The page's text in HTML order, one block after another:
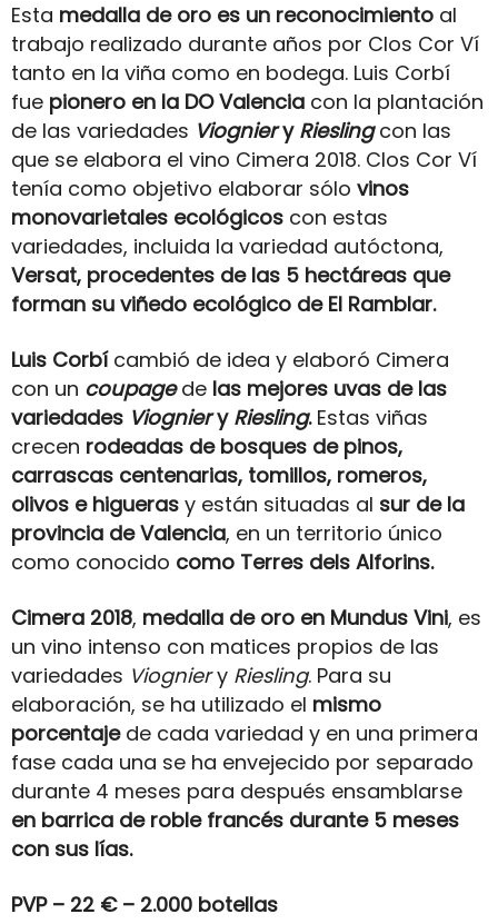
Esta medalla de oro es un reconocimiento al
trabajo realizado durante años por Clos Cor Ví
tanto en la viña como en bodega. Luis Corbí
fue pionero en la DO Valencia con la plantación
de las variedades Viogniery Rieslingcon las
que se elabora el vino Cimera 2018. Clos Cor Ví
tenía como objetivo elaborar sólo vinos
monovarietales ecológicos con estas
variedades, incluida la variedad autóctona,
Versat, procedentes de las 5 hectáreas que
forman su viñedo ecológico de El Ramblar.
Luis Corbí cambió de idea y elaboró Cimera
con un coupagede las mejores uvas de las
variedades Viogniery Riesling. Estas viñas
crecen rodeadas de bosques de pinos,
carrascas centenarias, tomillos, romeros,
olivos e higueras y están situadas al sur de la
provincia de Valencia, en un territorio único
como conocido como Terres dels Alforins.
Cimera 2018, medalla de oro en Mundus Vini, es
un vino intenso con matices propios de las
variedades Viogniery Riesling. Para su
elaboración, se ha utilizado el mismo
porcentajede cada variedad y en una primera
fase cada una se ha envejecido por separado
durante 4 meses para después ensamblarse
en barrica de roble francés durante 5 meses
con sus lías.
PVP – 22 € – 2.000 botellas